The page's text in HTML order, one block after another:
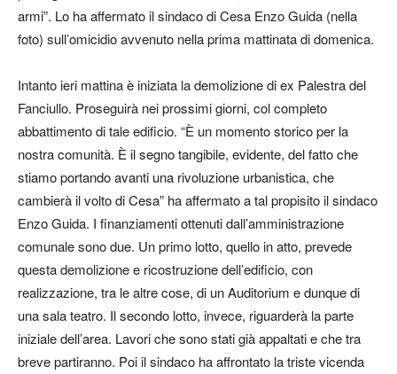
armi”. Lo ha affermato il sindaco di Cesa Enzo Guida (nella
foto) sull’omicidio avvenuto nella prima mattinata di domenica.
Intanto ieri mattina è iniziata la demolizione di ex Palestra del
Fanciullo. Proseguirà nei prossimi giorni, col completo
abbattimento di tale edificio. “È un momento storico per la
nostra comunità. È il segno tangibile, evidente, del fatto che
stiamo portando avanti una rivoluzione urbanistica, che
cambierà il volto di Cesa” ha affermato a tal propisito il sindaco
Enzo Guida. I finanziamenti ottenuti dall’amministrazione
comunale sono due. Un primo lotto, quello in atto, prevede
questa demolizione e ricostruzione dell’edificio, con
realizzazione, tra le altre cose, di un Auditorium e dunque di
una sala teatro. Il secondo lotto, invece, riguarderà la parte
iniziale dell’area. Lavori che sono stati già appaltati e che tra
breve partiranno. Poi il sindaco ha affrontato la triste vicenda